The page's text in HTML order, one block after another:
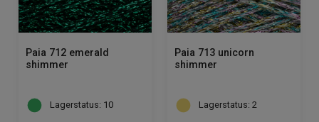
Paia 712 emerald
shimmer
Lagerstatus: 10
Paia 713 unicorn
shimmer
Lagerstatus: 2